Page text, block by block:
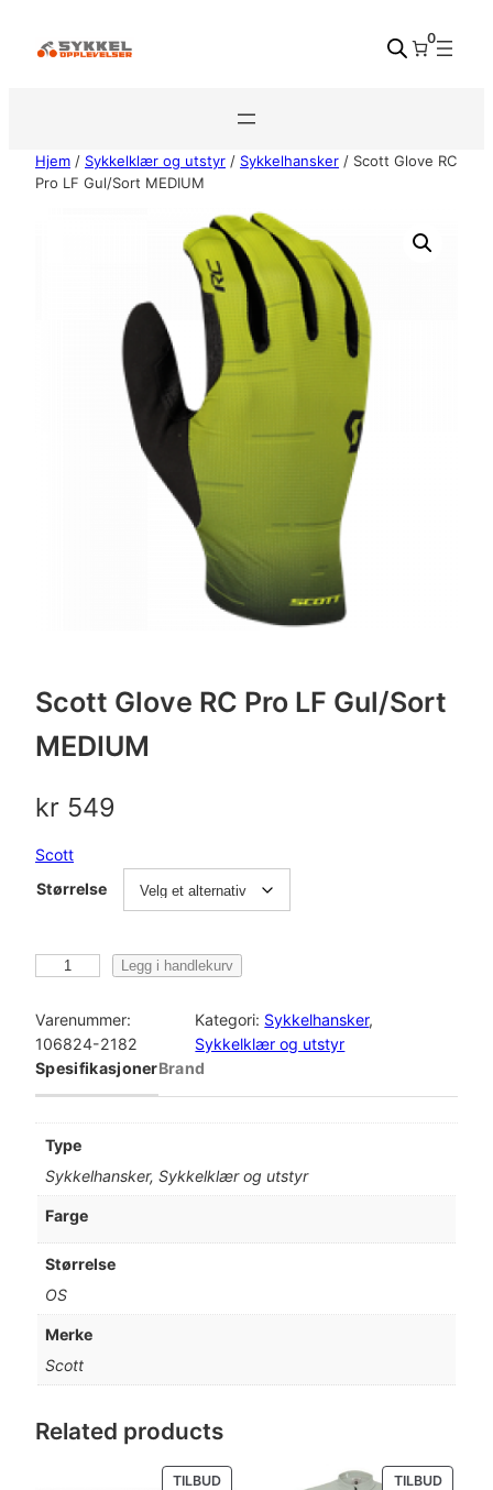
0
Hjem / Sykkelklær og utstyr / Sykkelhansker / Scott Glove RC
Pro LF Gul/Sort MEDIUM
Scott Glove RC Pro LF Gul/Sort
MEDIUM
kr 549
Scott
Størrelse
o
t
t
G
l
Legg i handlekurv
Varenummer:
106824-2182
Kategori: Sykkelhansker
Sykkelklær og utstyr
SpesifikasjonerBrand
Type
Sykkelhansker, Sykkelklær og utstyr
Farge
Størrelse
OS
Merke
Scott
Related products
TILBUDPRODUKT
TILBUD